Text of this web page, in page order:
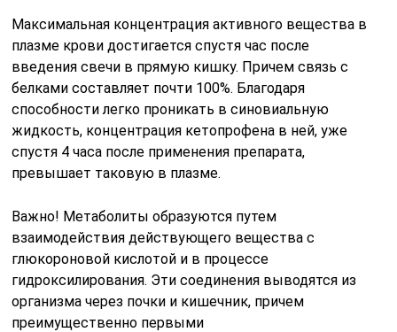
Максимальная концентрация активного вещества в
плазме крови достигается спустя час после
введения свечи в прямую кишку. Причем связь с
белками составляет почти 100%. Благодаря
способности легко проникать в синовиальную
жидкость, концентрация кетопрофена в ней, уже
спустя 4 часа после применения препарата,
превышает таковую в плазме.
Важно! Метаболиты образуются путем
взаимодействия действующего вещества с
глюкороновой кислотой и в процессе
гидроксилирования. Эти соединения выводятся из
организма через почки и кишечник, причем
преимущественно первыми